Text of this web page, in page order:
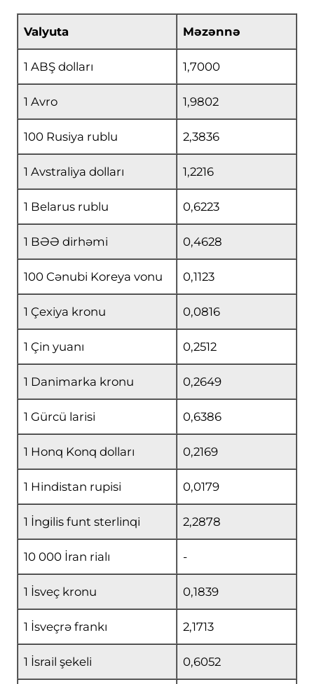
Valyuta Məzənnə
1 ABŞ dolları 1,7000
1 Avro 1,9802
100 Rusiya rublu 2,3836
1 Avstraliya dolları 1,2216
1 Belarus rublu 0,6223
1 BƏƏ dirhəmi 0,4628
100 Cənubi Koreya vonu 0,1123
1 Çexiya kronu 0,0816
1 Çin yuanı 0,2512
1 Danimarka kronu 0,2649
1 Gürcü larisi 0,6386
1 Honq Konq dolları 0,2169
1 Hindistan rupisi 0,0179
1 İngilis funt sterlinqi 2,2878
10 000 İran rialı -
1 İsveç kronu 0,1839
1 İsveçrə frankı 2,1713
1 İsrail şekeli 0,6052